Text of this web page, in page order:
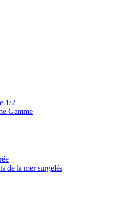
1/2
Gamme
de la mer surgelés